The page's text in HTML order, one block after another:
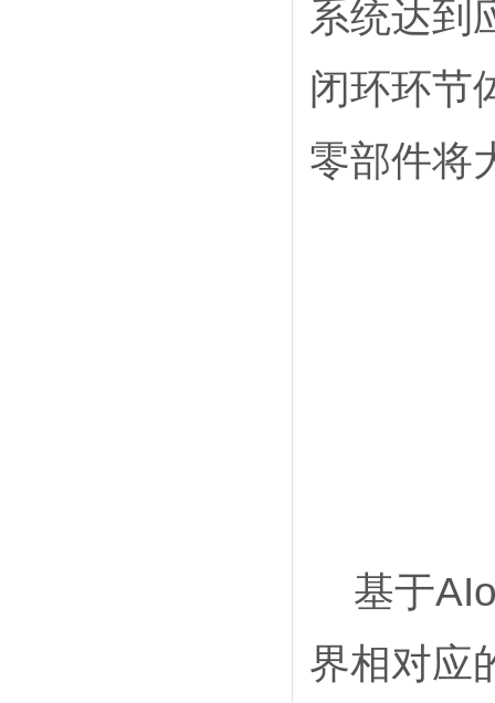
系统达到
闭环环节
零部件将
基于
界相对应